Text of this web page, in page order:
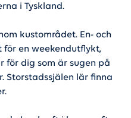
i Tyskland.
kustområdet. En- och
en weekendutflykt,
för dig som är sugen på
Storstadssjälen lär finna